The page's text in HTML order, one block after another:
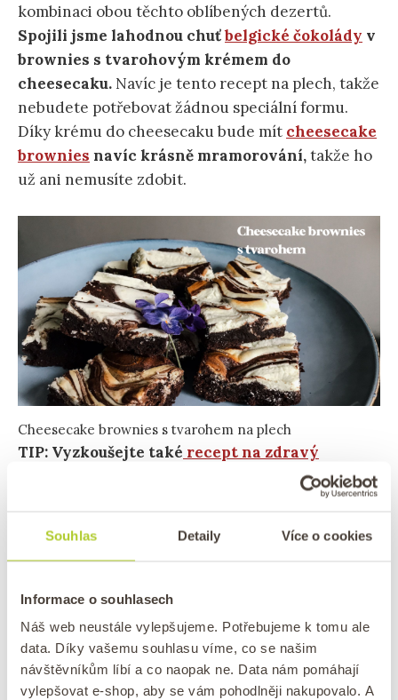
Souhlas Detaily Více o cookies
Informace o souhlasech
Náš web neustále vylepšujeme. Potřebujeme k tomu ale
data. Díky vašemu souhlasu víme, co se našim
návštěvníkům líbí a co naopak ne. Data nám pomáhají
vylepšovat e-shop, aby se vám pohodlněji nakupovalo. A
kombinaci obou těchto oblíbených dezertů.
Spojili jsme lahodnou chuťbelgické čokolády v
brownies s tvarohovým krémem do
cheesecaku. Navíc je tento recept na plech, takže
nebudete potřebovat žádnou speciální formu.
Díky krému do cheesecaku bude mít cheesecake
brownies navíc krásně mramorování,takže ho
už ani nemusíte zdobit.
Cheesecake brownies s tvarohem na plech
TIP: Vyzkoušejte také recept na zdravý
lískooříškový fitness cheesecake z tvarohu!
Zdravé vláčné banánové brownies s
mangem
Občas nám doma zbydou
se skvěle hodí do nejrůznějších dezertů, které
osladí a nemusíte přidávat tolik cukru.Přidali
jsme do brownies banány spolu spekanovými